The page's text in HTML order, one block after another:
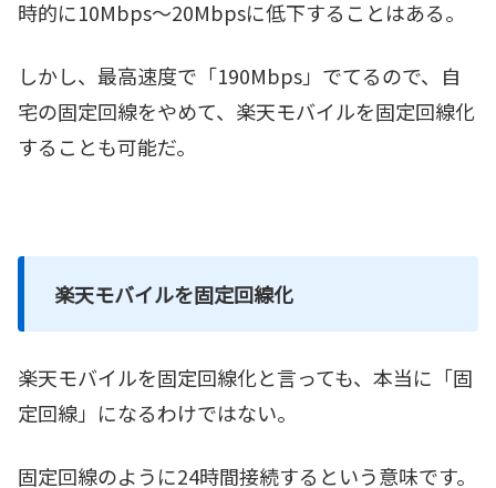
時的に10Mbps～20Mbpsに低下することはある。
しかし、最高速度で「190Mbps」でてるので、自
宅の固定回線をやめて、楽天モバイルを固定回線化
することも可能だ。
楽天モバイルを固定回線化
楽天モバイルを固定回線化と言っても、本当に「固
定回線」になるわけではない。
固定回線のように24時間接続するという意味です。